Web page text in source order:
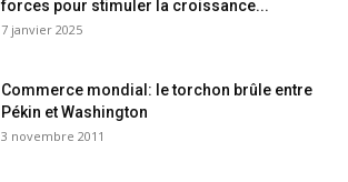
forces pour stimuler la croissance...
7 janvier 2025
Commerce mondial: le torchon brûle entre
Pékin et Washington
3 novembre 2011